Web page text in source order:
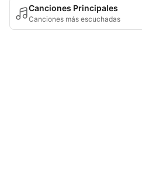
Canciones Principales
Canciones más escuchadas